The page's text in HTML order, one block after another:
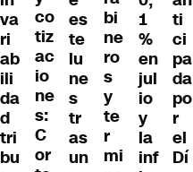
va
ri
ab
ili
da
d
tri
bu
co
tiz
ac
io
ne
s:
C
or
es
te
lu
ne
s
tr
as
un
bi
ne
ro
s
y
te
r
mi
1
%
en
jul
io
y
la
inf
ti
ci
pa
da
po
r
el
Dí